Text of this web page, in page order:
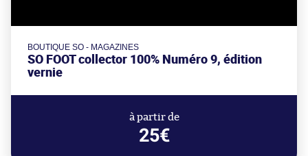
BOUTIQUE SO - MAGAZINES
SO FOOT collector 100% Numéro 9, édition
vernie
à partir de
25€